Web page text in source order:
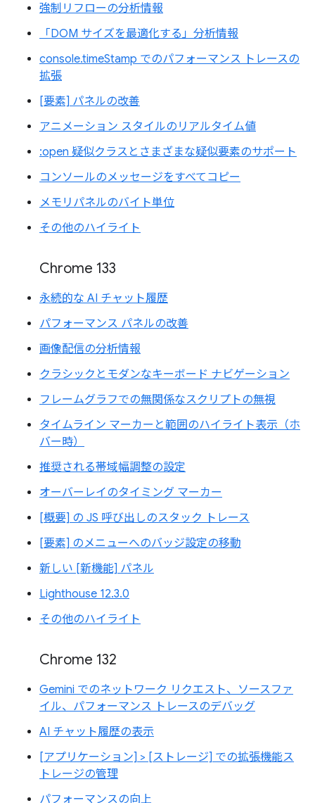
強制リフローの分析情報
「DOM サイズを最適化する」分析情報
console.timeStamp でのパフォーマンス トレースの
拡張
[要素] パネルの改善
アニメーション スタイルのリアルタイム値
:open 疑似クラスとさまざまな疑似要素のサポート
コンソールのメッセージをすべてコピー
メモリパネルのバイト単位
その他のハイライト
Chrome 133
永続的な AI チャット履歴
パフォーマンス パネルの改善
画像配信の分析情報
クラシックとモダンなキーボード ナビゲーション
フレームグラフでの無関係なスクリプトの無視
タイムライン マーカーと範囲のハイライト表示（ホ
バー時）
推奨される帯域幅調整の設定
オーバーレイのタイミング マーカー
[概要] の JS 呼び出しのスタック トレース
[要素] のメニューへのバッジ設定の移動
新しい [新機能] パネル
Lighthouse 12.3.0
その他のハイライト
Chrome 132
Gemini でのネットワーク リクエスト、ソースファ
イル、パフォーマンス トレースのデバッグ
AI チャット履歴の表示
[アプリケーション] > [ストレージ] での拡張機能ス
トレージの管理
パフォーマンスの向上